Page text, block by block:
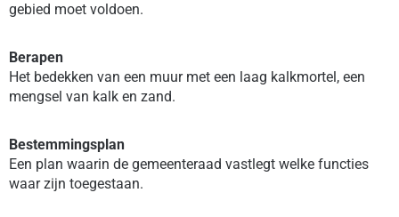
gebied moet voldoen.
Berapen
Het bedekken van een muur met een laag kalkmortel, een
mengsel van kalk en zand.
Bestemmingsplan
Een plan waarin de gemeenteraad vastlegt welke functies
waar zijn toegestaan.